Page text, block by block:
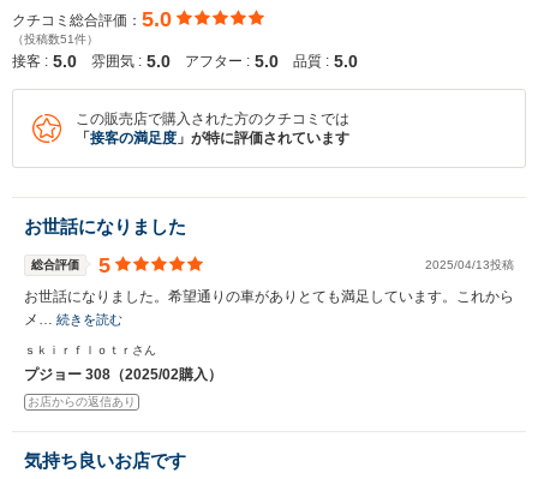
クチコミ総合評価： 5.0
（投稿数51件）
接客 : 5.0 雰囲気 : 5.0 アフター : 5.0 品質 : 5.0
この販売店で購入された方のクチコミでは
「 接客の満足度 」が特に評価されています
お世話になりました
総合評価 5 2025/04/13投稿
お世話になりました。希望通りの車がありとても満足しています。これから
メ… 続きを読む
ｓｋｉｒｆｌｏｔｒさん
プジョー 308（2025/02購入）
お店からの返信あり
気持ち良いお店です